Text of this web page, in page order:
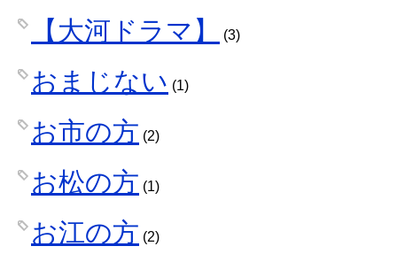
【大河ドラマ】 (3)
おまじない (1)
お市の方 (2)
お松の方 (1)
お江の方 (2)